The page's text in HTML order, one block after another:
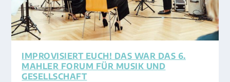
IMPROVISIERT EUCH! DAS WAR DAS 6.
MAHLER FORUM FÜR MUSIK UND
GESELLSCHAFT